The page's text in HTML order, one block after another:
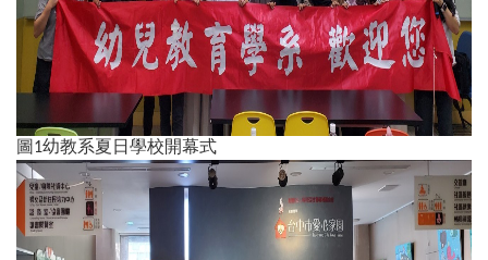
圖1幼教系夏日學校開幕式